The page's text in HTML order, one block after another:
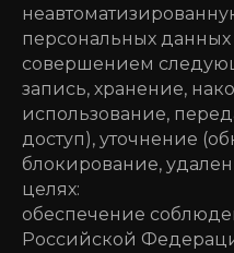
персональных
совершением
запись, хранение,
использование,
доступ), уточнение
блокирование,
целях:
обеспечение
Российской